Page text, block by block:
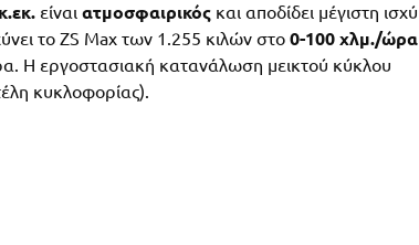
είναι ατμοσφαιρικός και αποδίδει μέγιστη ισχύ
το ZS Max των 1.255 κιλών στο 0-100 χλμ./ώρα
Η εργοστασιακή κατανάλωση μεικτού κύκλου
κυκλοφορίας).